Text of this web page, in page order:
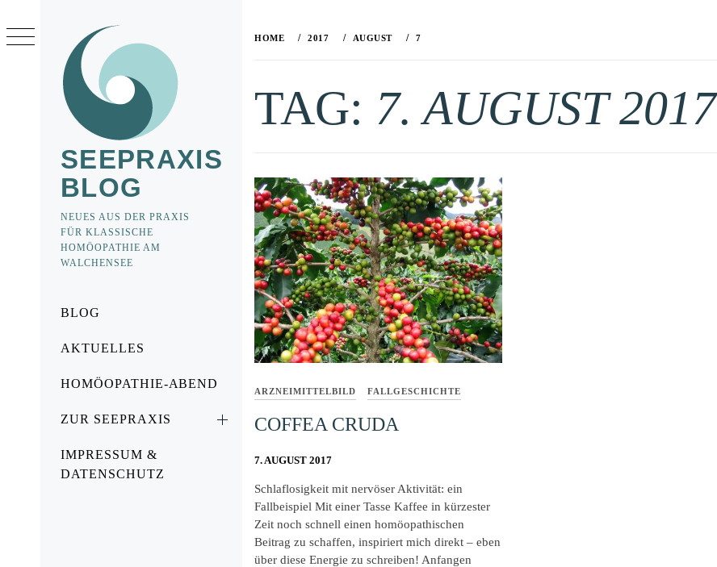
SEEPRAXIS
BLOG
NEUES AUS DER PRAXIS
FÜR KLASSISCHE
HOMÖOPATHIE AM
WALCHENSEE
BLOG
AKTUELLES
HOMÖOPATHIE-ABEND
ZUR SEEPRAXIS
IMPRESSUM &
DATENSCHUTZ
to
content
HOME 2017 AUGUST 7
TAG: 7. AUGUST 2017
ARZNEIMITTELBILD FALLGESCHICHTE
COFFEA CRUDA
7. AUGUST 2017
Schlaflosigkeit mit nervöser Aktivität: ein
Fallbeispiel Mit einer Tasse Kaffee in kürzester
Zeit noch schnell einen homöopathischen
Beitrag zu schaffen, inspiriert mich direkt – eben
über diese Energie zu schreiben! Anfangen